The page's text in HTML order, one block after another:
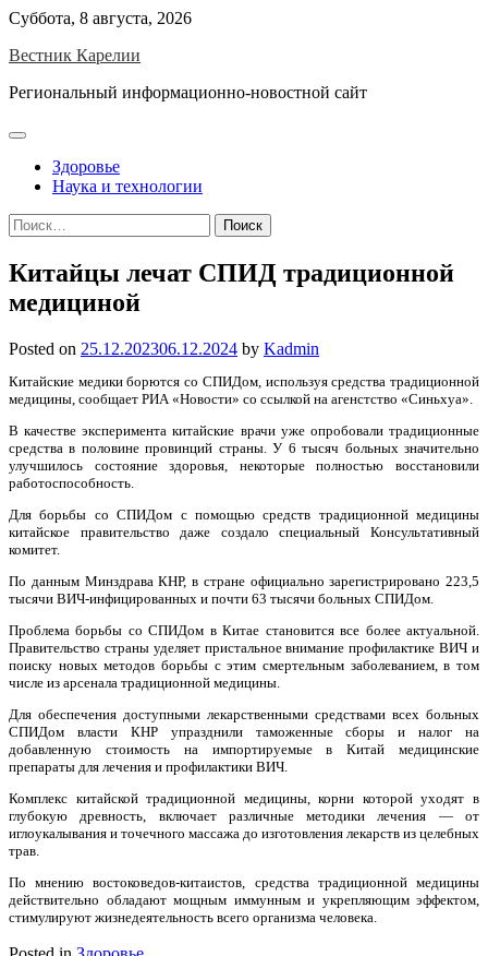
Skip
content
Суббота, 8 августа, 2026
Вестник Карелии
Региональный информационно-новостной сайт
Здоровье
Наука и технологии
Найти:
Китайцы лечат СПИД традиционной
медициной
Posted on 25.12.202306.12.2024 by Kadmin
Китайские медики борются со СПИДом, используя средства традиционной
медицины, сообщает РИА «Новости» со ссылкой на агенстство «Синьхуа».
В качестве эксперимента китайские врачи уже опробовали традиционные
средства в половине провинций страны. У 6 тысяч больных значительно
улучшилось состояние здоровья, некоторые полностью восстановили
работоспособность.
Для борьбы со СПИДом с помощью средств традиционной медицины
китайское правительство даже создало специальный Консультативный
комитет.
По данным Минздрава КНР, в стране официально зарегистрировано 223,5
тысячи ВИЧ-инфицированных и почти 63 тысячи больных СПИДом.
Проблема борьбы со СПИДом в Китае становится все более актуальной.
Правительство страны уделяет пристальное внимание профилактике ВИЧ и
поиску новых методов борьбы с этим смертельным заболеванием, в том
числе из арсенала традиционной медицины.
Для обеспечения доступными лекарственными средствами всех больных
СПИДом власти КНР упразднили таможенные сборы и налог на
добавленную стоимость на импортируемые в Китай медицинские
препараты для лечения и профилактики ВИЧ.
Комплекс китайской традиционной медицины, корни которой уходят в
глубокую древность, включает различные методики лечения — от
иглоукалывания и точечного массажа до изготовления лекарств из целебных
трав.
По мнению востоковедов-китаистов, средства традиционной медицины
действительно обладают мощным иммунным и укрепляющим эффектом,
стимулируют жизнедеятельность всего организма человека.